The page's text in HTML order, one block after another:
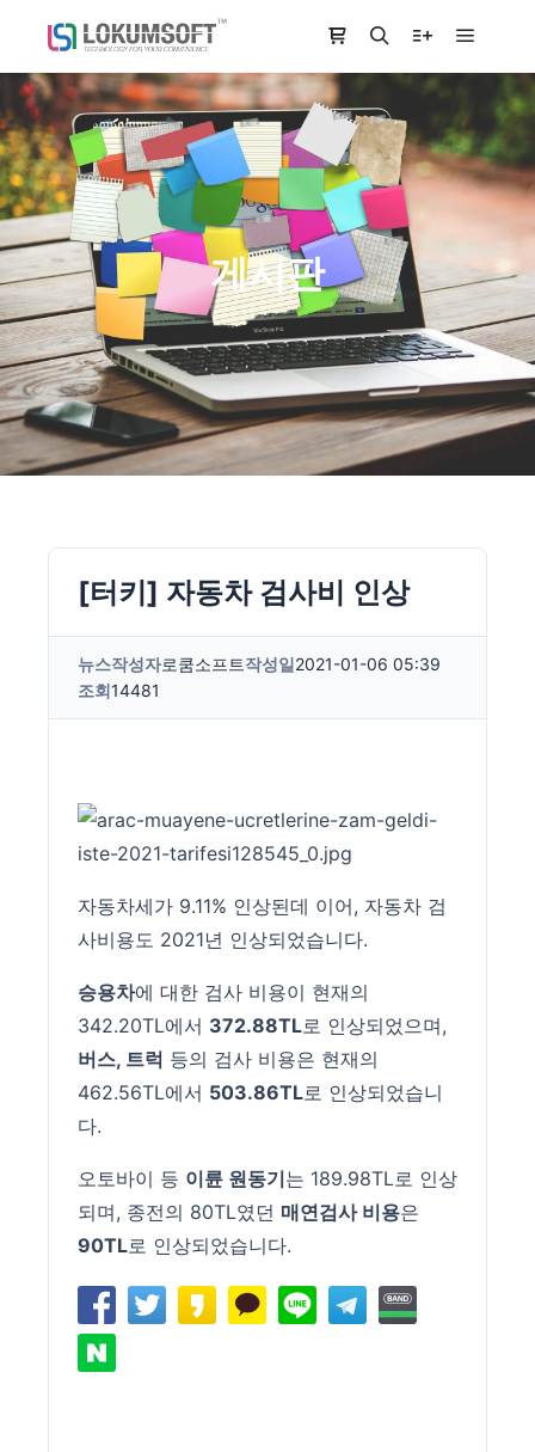
게시판
[터키] 자동차 검사비 인상
뉴스작성자로쿰소프트작성일2021-01-06 05:39
조회14481
자동차세가 9.11% 인상된데 이어, 자동차 검
사비용도 2021년 인상되었습니다.
승용차에 대한 검사 비용이 현재의
342.20TL에서 372.88TL로 인상되었으며,
버스, 트럭 등의 검사 비용은 현재의
462.56TL에서 503.86TL로 인상되었습니
다.
오토바이 등 이륜 원동기는 189.98TL로 인상
되며, 종전의 80TL였던 매연검사 비용은
90TL로 인상되었습니다.